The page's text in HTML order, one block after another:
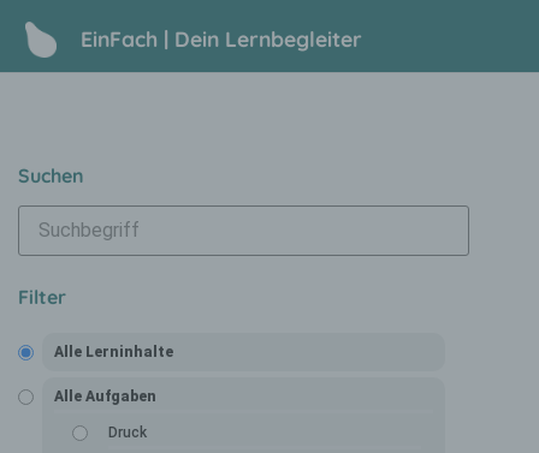
EinFach | Dein Lernbegleiter
Suchen
Filter
Alle Lerninhalte
Alle Aufgaben
Druck